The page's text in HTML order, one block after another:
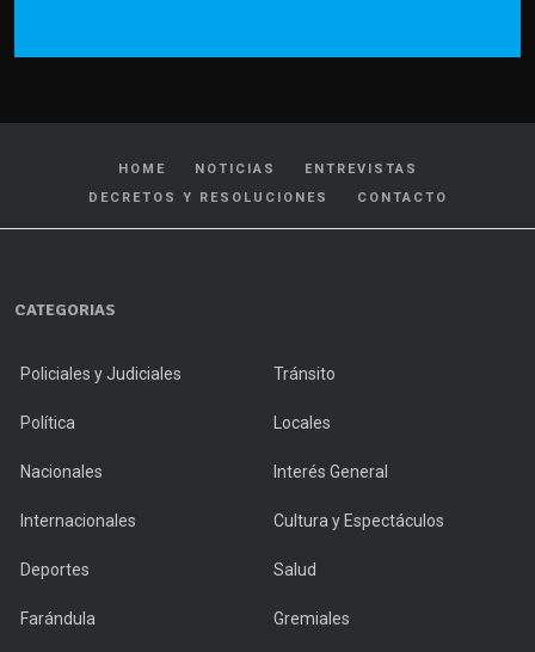
HOME NOTICIAS
ENTREVISTAS
DECRETOS Y RESOLUCIONES
CONTACTO
CATEGORIAS
Policiales y Judiciales Tránsito
Política Locales
Nacionales Interés General
Internacionales Cultura y Espectáculos
Deportes Salud
Farándula Gremiales